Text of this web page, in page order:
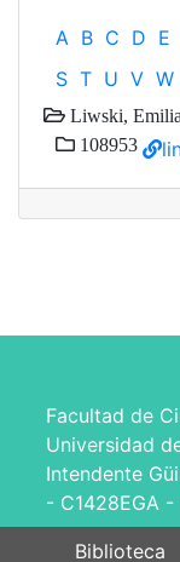
A B C D E
S T U V W
Liwski,
108953
Facultad de
Universidad
Intendente
- C1428EGA
Biblioteca